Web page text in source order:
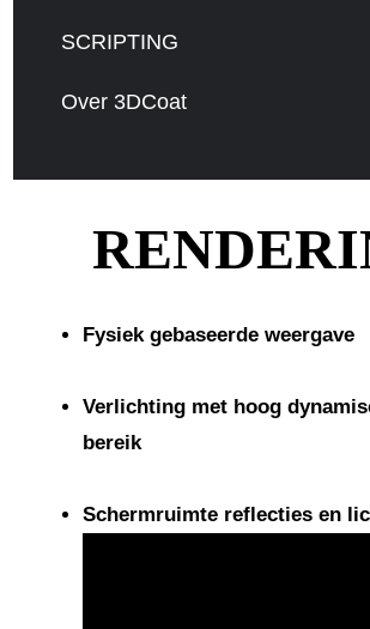
SCRIPTING
Over 3DCoat
Fysiek gebaseerde weergave
Verlichting met hoog
bereik
Schermruimte reflecties en